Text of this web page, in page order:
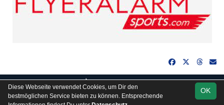
soccero.de
OK
Diese Webseite verwendet Cookies, um Dir den
bestmöglichen Service bieten zu können. Entsprechende